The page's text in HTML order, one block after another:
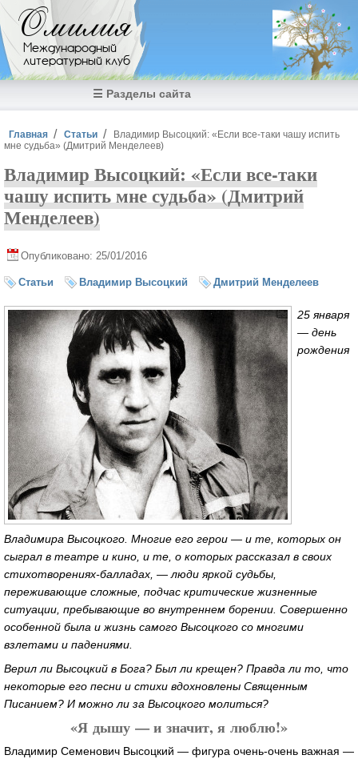
Перейти к основному содержанию
Омилия
Международный
литературный клуб
☰ Разделы сайта
Вы здесь
Главная Статьи
Владимир Высоцкий: «Если все-таки чашу испить
мне судьба» (Дмитрий Менделеев)
Владимир Высоцкий: «Если все-таки
чашу испить мне судьба» (Дмитрий
Менделеев)
Опубликовано: 25/01/2016
Статьи Владимир Высоцкий Дмитрий Менделеев
25 января
— день
рождения
Владимира Высоцкого. Многие его герои — и те, которых он
сыграл в театре и кино, и те, о которых рассказал в своих
стихотворениях-балладах, — люди яркой судьбы,
переживающие сложные, подчас критические жизненные
ситуации, пребывающие во внутреннем борении. Совершенно
особенной была и жизнь самого Высоцкого со многими
взлетами и падениями.
Верил ли Высоцкий в Бога? Был ли крещен? Правда ли то, что
некоторые его песни и стихи вдохновлены Священным
Писанием? И можно ли за Высоцкого молиться?
«Я дышу — и значит, я люблю!»
Владимир Семенович Высоцкий — фигура очень-очень важная —